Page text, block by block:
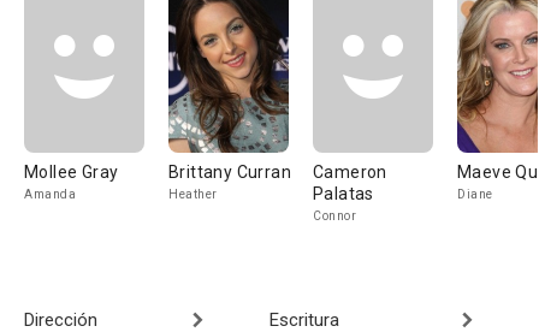
Mollee Gray
Amanda
Brittany Curran
Heather
Cameron
Palatas
Connor
Maeve
Diane
Dirección
Escritura